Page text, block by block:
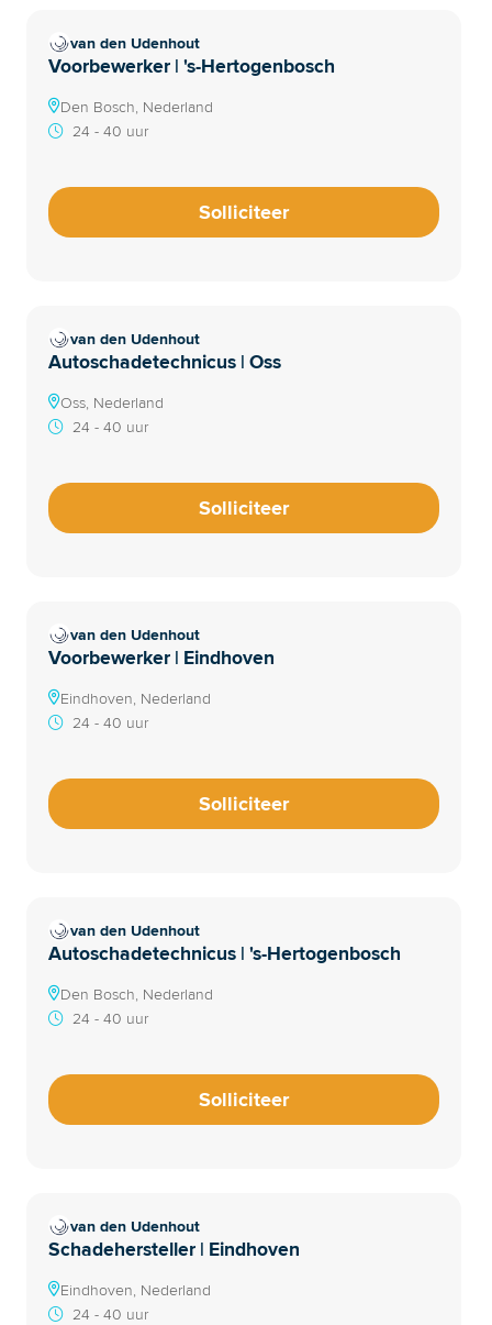
van den Udenhout
Voorbewerker | 's-Hertogenbosch
Den Bosch, Nederland
24 - 40 uur
Solliciteer
van den Udenhout
Autoschadetechnicus | Oss
Oss, Nederland
24 - 40 uur
Solliciteer
van den Udenhout
Voorbewerker | Eindhoven
Eindhoven, Nederland
24 - 40 uur
Solliciteer
van den Udenhout
Autoschadetechnicus | 's-Hertogenbosch
Den Bosch, Nederland
24 - 40 uur
Solliciteer
van den Udenhout
Schadehersteller | Eindhoven
Eindhoven, Nederland
24 - 40 uur